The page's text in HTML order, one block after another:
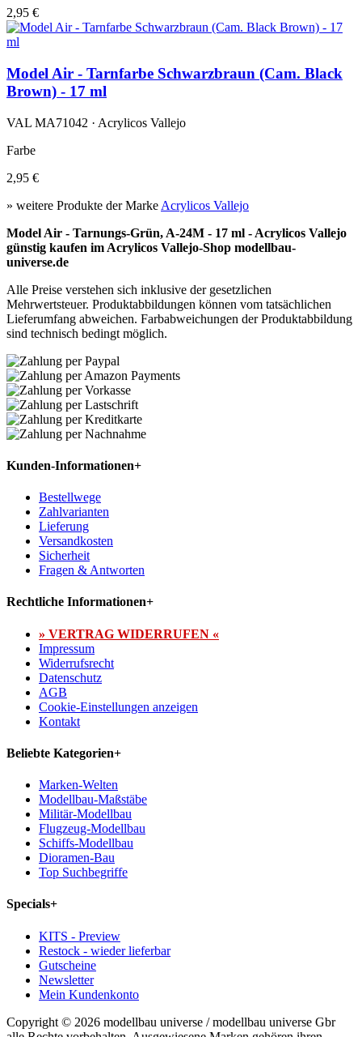
2,95 €
Model Air - Tarnfarbe Schwarzbraun (Cam. Black
Brown) - 17 ml
VAL MA71042 · Acrylicos Vallejo
Farbe
2,95 €
» weitere Produkte der Marke Acrylicos Vallejo
Model Air - Tarnungs-Grün, A-24M - 17 ml - Acrylicos Vallejo
günstig kaufen im Acrylicos Vallejo-Shop modellbau-
universe.de
Alle Preise verstehen sich inklusive der gesetzlichen
Mehrwertsteuer. Produktabbildungen können vom tatsächlichen
Lieferumfang abweichen. Farbabweichungen der Produktabbildung
sind technisch bedingt möglich.
Kunden-Informationen+
Bestellwege
Zahlvarianten
Lieferung
Versandkosten
Sicherheit
Fragen & Antworten
Rechtliche Informationen+
» VERTRAG WIDERRUFEN «
Impressum
Widerrufsrecht
Datenschutz
AGB
Cookie-Einstellungen anzeigen
Kontakt
Beliebte Kategorien+
Marken-Welten
Modellbau-Maßstäbe
Militär-Modellbau
Flugzeug-Modellbau
Schiffs-Modellbau
Dioramen-Bau
Top Suchbegriffe
Specials+
KITS - Preview
Restock - wieder lieferbar
Gutscheine
Newsletter
Mein Kundenkonto
Copyright © 2026 modellbau universe / modellbau universe Gbr